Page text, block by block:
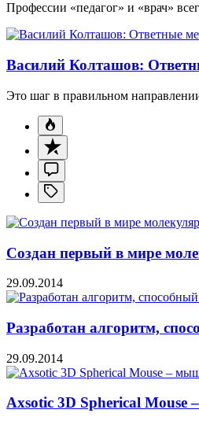
Профессии «педагог» и «врач»
Василий Колташов:
Это шаг в правильном
Создан первый в мире
29.09.2014
Разработан алгоритм,
29.09.2014
Axsotic 3D Spherical